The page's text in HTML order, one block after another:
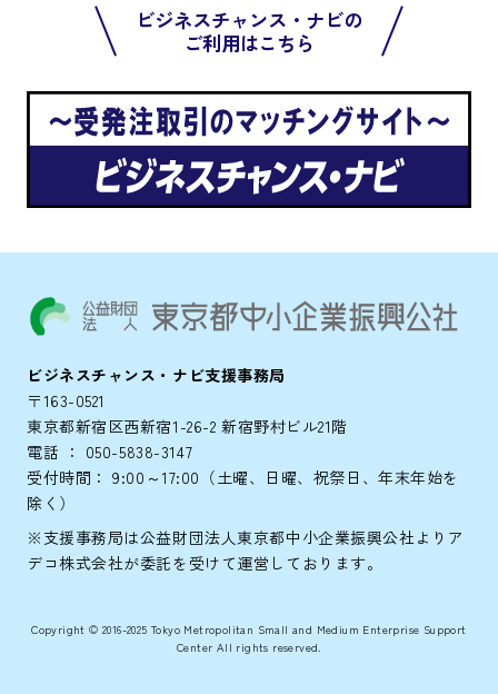
ビジネスチャンス・ナビの
ご利用はこちら
ビジネスチャンス・ナビ支援事務局
〒163-0521
東京都新宿区西新宿1-26-2 新宿野村ビル21階
電話 ： 050-5838-3147
受付時間： 9:00～17:00（土曜、日曜、祝祭日、年末年始を
除く）
※支援事務局は公益財団法人東京都中小企業振興公社よりア
デコ株式会社が委託を受けて運営しております。
Copyright © 2016-2025 Tokyo Metropolitan Small and Medium Enterprise Support
Center All rights reserved.